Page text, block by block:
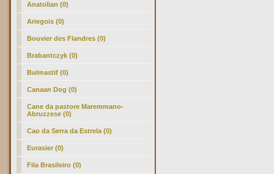
Anatolian (0)
Ariegois (0)
Bouvier des Flandres (0)
Brabantczyk (0)
Bulmastif (0)
Canaan Dog (0)
Cane da pastore Maremmano-
Abruzzese (0)
Cao da Serra da Estrela (0)
Eurasier (0)
Fila Brasileiro (0)